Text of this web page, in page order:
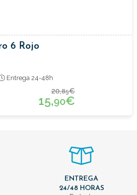
6 Rojo
Entrega 24-48h
20,85€
15,90€
ENTREGA
24/48 HORAS